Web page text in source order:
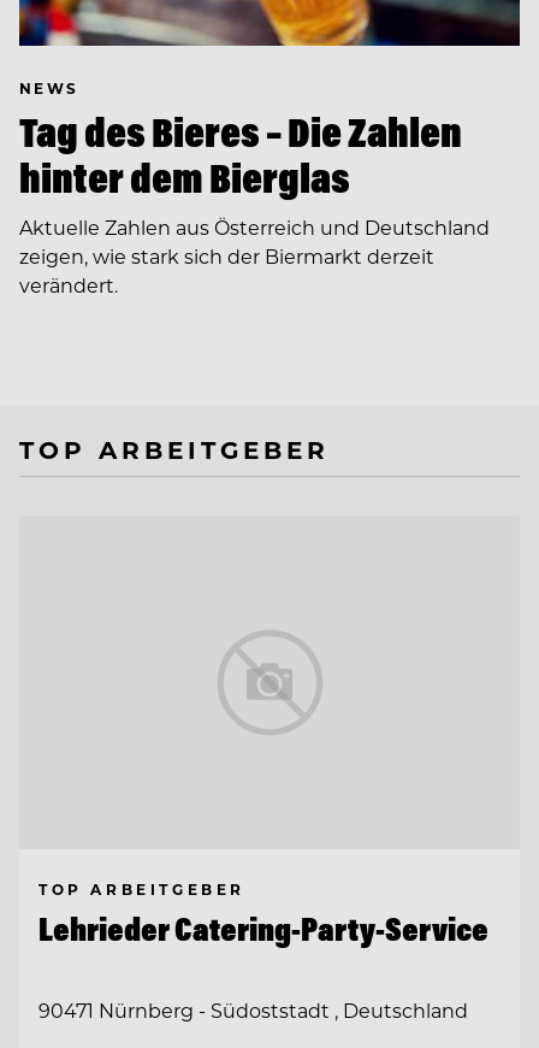
NEWS
Tag des Bieres – Die Zahlen
hinter dem Bierglas
Aktuelle Zahlen aus Österreich und Deutschland
zeigen, wie stark sich der Biermarkt derzeit
verändert.
TOP ARBEITGEBER
TOP ARBEITGEBER
Lehrieder Catering-Party-Service
90471 Nürnberg - Südoststadt , Deutschland